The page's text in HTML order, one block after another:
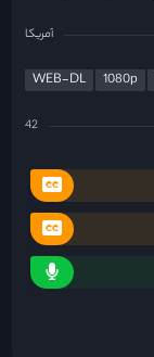
آمریکا
WEB-DL 1080p
42